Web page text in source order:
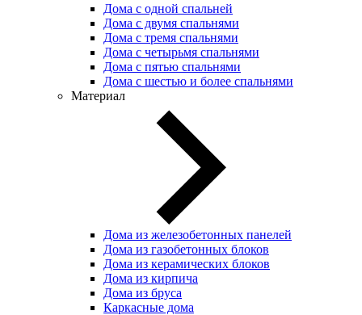
Дома с одной спальней
Дома с двумя спальнями
Дома с тремя спальнями
Дома с четырьмя спальнями
Дома с пятью спальнями
Дома с шестью и более спальнями
Материал
Дома из железобетонных панелей
Дома из газобетонных блоков
Дома из керамических блоков
Дома из кирпича
Дома из бруса
Каркасные дома